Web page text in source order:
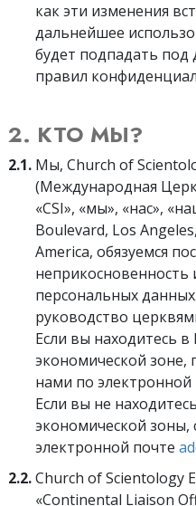
как эти изменения
дальнейшее
будет подпадать под
правил
2. КТО МЫ?
2.1. Мы, Church of
(Международная
«CSI», «мы», «нас»,
Boulevard, Los
America, обязуемся
неприкосновенность
персональных
руководство
Если вы находитесь в
экономической зоне,
нами по электронной
Если вы не
экономической зоны,
электронной почте
2.2.Church of Scientology
«Continental Liaison